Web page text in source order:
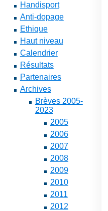
Handisport
Anti-dopage
Ethique
Haut niveau
Calendrier
Résultats
Partenaires
Archives
Brèves 2005-
2023
2005
2006
2007
2008
2009
2010
2011
2012